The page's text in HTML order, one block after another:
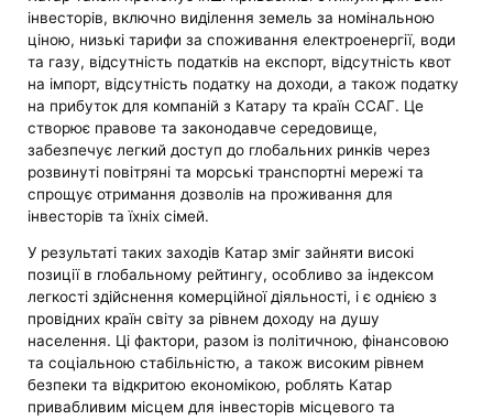
інвесторів, включно виділення земель за номінальною
ціною, низькі тарифи за споживання електроенергії, води
та газу, відсутність податків на експорт, відсутність квот
на імпорт, відсутність податку на доходи, а також податку
на прибуток для компаній з Катару та країн ССАГ. Це
створює правове та законодавче середовище,
забезпечує легкий доступ до глобальних ринків через
розвинуті повітряні та морські транспортні мережі та
спрощує отримання дозволів на проживання для
інвесторів та їхніх сімей.
У результаті таких заходів Катар зміг зайняти високі
позиції в глобальному рейтингу, особливо за індексом
легкості здійснення комерційної діяльності, і є однією з
провідних країн світу за рівнем доходу на душу
населення. Ці фактори, разом із політичною, фінансовою
та соціальною стабільністю, а також високим рівнем
безпеки та відкритою економікою, роблять Катар
привабливим місцем для інвесторів місцевого та